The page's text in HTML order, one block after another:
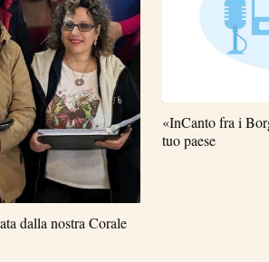
dalla nostra Corale
«InCanto fra i
tuo paese